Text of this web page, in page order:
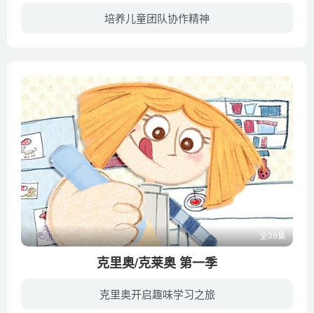
培养儿童团队协作精神
全39集
克里奥/克莱奥 第一季
克里奥开启趣味学习之旅